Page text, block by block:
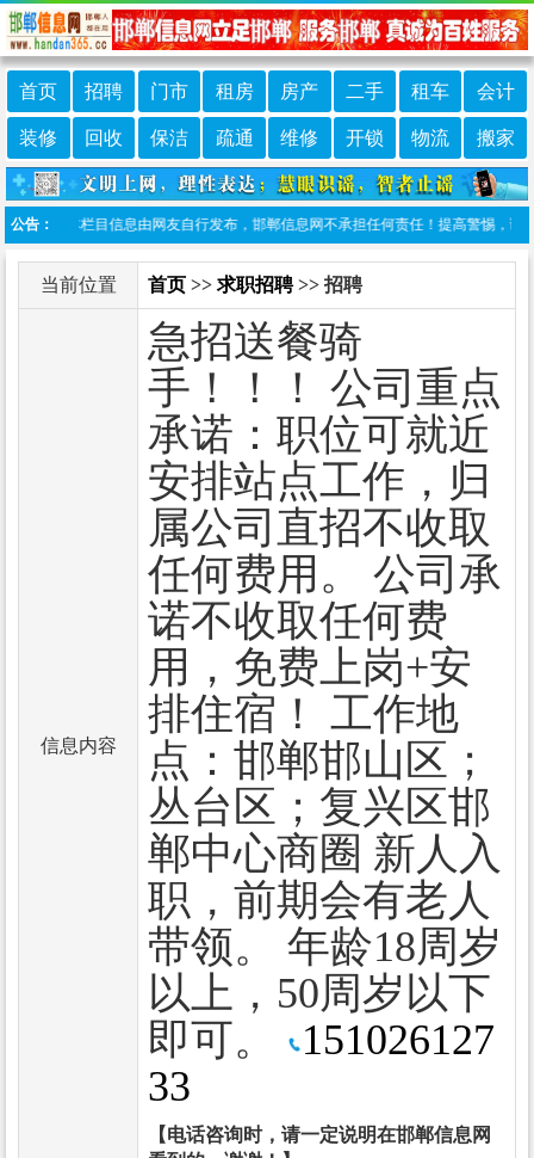
首页 招聘 门市 租房 房产 二手 租车 会计
装修 回收 保洁 疏通 维修 开锁 物流 搬家
公告：
声明：本栏目信息由网友自行发布，邯郸信息网不承担任何责任！提高警惕，谨防
当前位置 首页 >> 求职招聘>> 招聘
信息内容
急招送餐骑
手！！！ 公司重点
承诺：职位可就近
安排站点工作，归
属公司直招不收取
任何费用。 公司承
诺不收取任何费
用，免费上岗+安
排住宿！ 工作地
点：邯郸邯山区；
丛台区；复兴区邯
郸中心商圈 新人入
职，前期会有老人
带领。 年龄18周岁
以上，50周岁以下
即可。
151026127
33
【电话咨询时，请一定说明在邯郸信息网